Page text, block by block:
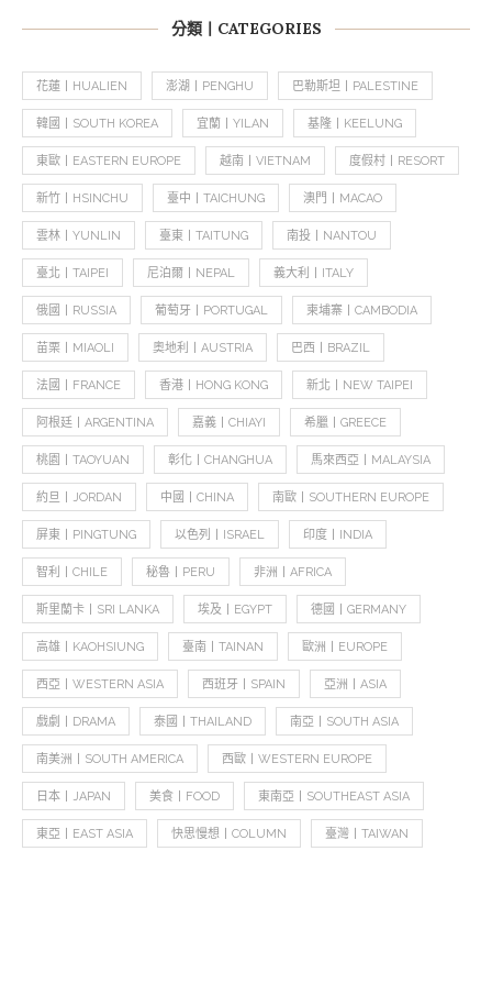
分類丨CATEGORIES
花蓮丨HUALIEN 澎湖丨PENGHU 巴勒斯坦丨PALESTINE
韓國丨SOUTH KOREA 宜蘭丨YILAN 基隆丨KEELUNG
東歐丨EASTERN EUROPE 越南丨VIETNAM 度假村丨RESORT
新竹丨HSINCHU 臺中丨TAICHUNG 澳門丨MACAO
雲林丨YUNLIN 臺東丨TAITUNG 南投丨NANTOU
臺北丨TAIPEI 尼泊爾丨NEPAL 義大利丨ITALY
俄國丨RUSSIA 葡萄牙丨PORTUGAL 柬埔寨丨CAMBODIA
苗栗丨MIAOLI 奧地利丨AUSTRIA 巴西丨BRAZIL
法國丨FRANCE 香港丨HONG KONG 新北丨NEW TAIPEI
阿根廷丨ARGENTINA 嘉義丨CHIAYI 希臘丨GREECE
桃園丨TAOYUAN 彰化丨CHANGHUA 馬來西亞丨MALAYSIA
約旦丨JORDAN 中國丨CHINA 南歐丨SOUTHERN EUROPE
屏東丨PINGTUNG 以色列丨ISRAEL 印度丨INDIA
智利丨CHILE 秘魯丨PERU 非洲丨AFRICA
斯里蘭卡丨SRI LANKA 埃及丨EGYPT 德國丨GERMANY
高雄丨KAOHSIUNG 臺南丨TAINAN 歐洲丨EUROPE
西亞丨WESTERN ASIA 西班牙丨SPAIN 亞洲丨ASIA
戲劇丨DRAMA 泰國丨THAILAND 南亞丨SOUTH ASIA
南美洲丨SOUTH AMERICA 西歐丨WESTERN EUROPE
日本丨JAPAN 美食丨FOOD 東南亞丨SOUTHEAST ASIA
東亞丨EAST ASIA 快思慢想丨COLUMN 臺灣丨TAIWAN